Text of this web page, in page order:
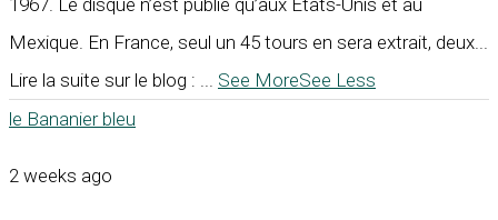
1967. Le disque n’est publié qu’aux États-Unis et au
Mexique. En France, seul un 45 tours en sera extrait, deux...
Lire la suite sur le blog : ... See MoreSee Less
le Bananier bleu
2 weeks ago